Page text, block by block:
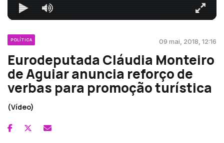
POLÍTICA 09 mai, 2018, 12:16
Eurodeputada Cláudia Monteiro
de Aguiar anuncia reforço de
verbas para promoção turística
(Vídeo)